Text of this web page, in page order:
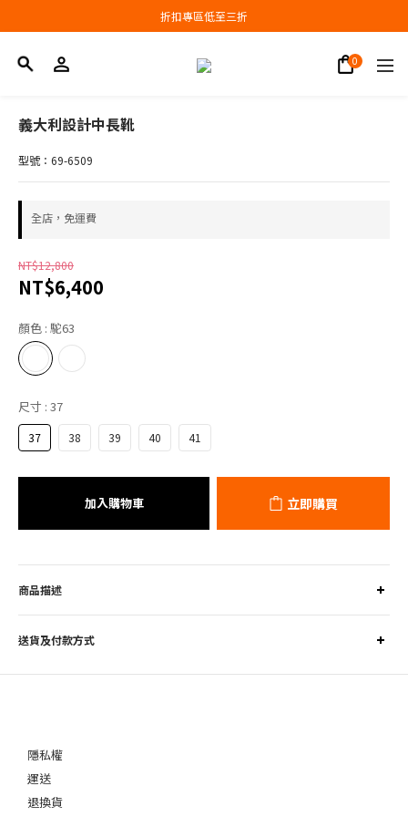
會員結帳新品滿3000現抵300，滿6000現抵1000
折扣專區低至三折
義大利設計中長靴
型號：69-6509
全店，免運費
NT$12,800
NT$6,400
顏色 : 駝63
尺寸 : 37
37 38 39 40 41
加入購物車 立即購買
商品描述
送貨及付款方式
隱私權
運送
退換貨